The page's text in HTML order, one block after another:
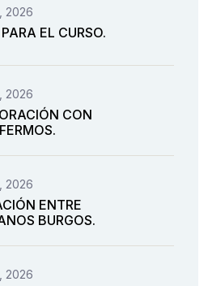
2026
EL CURSO.
2026
CON
2026
ENTRE
BURGOS.
2026